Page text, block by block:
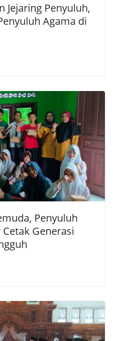
Jejaring Penyuluh,
Agama di
Penyuluh
Generasi